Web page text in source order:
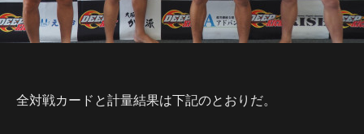
全対戦カードと計量結果は下記のとおりだ。